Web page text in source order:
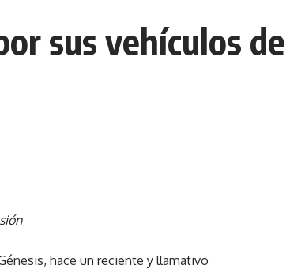
sus vehículos
hace un reciente y llamativo